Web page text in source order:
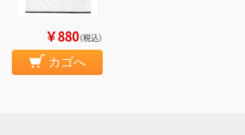
￥880（税込）
カゴへ